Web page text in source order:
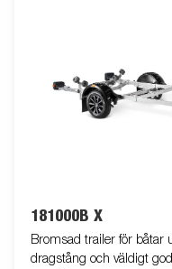
181000B X
Bromsad trailer för båtar
dragstång och väldigt